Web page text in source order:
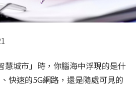
慧城市」時，你腦海中浮現的是什
快速的5G網路，還是隨處可見的